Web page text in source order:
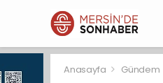
Anasayfa Gündem